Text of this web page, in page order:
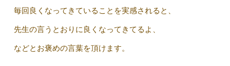
毎回良くなってきていることを実感されると、
先生の言うとおりに良くなってきてるよ、
などとお褒めの言葉を頂けます。